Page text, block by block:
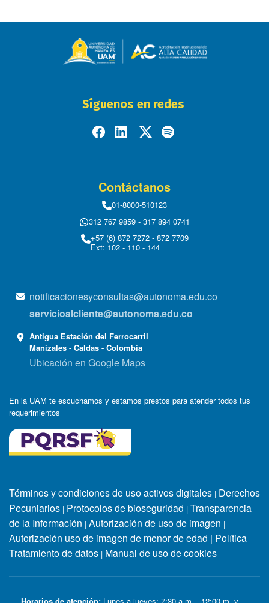
Síguenos en redes
Contáctanos
01-8000-510123
312 767 9859 - 317 894 0741
+57 (6) 872 7272 - 872 7709
Ext: 102 - 110 - 144
notificacionesyconsultas@autonoma.edu.co
servicioalcliente@autonoma.edu.co
Antigua Estación del Ferrocarril
Manizales - Caldas - Colombia
Ubicación en Google Maps
En la UAM te escuchamos y estamos prestos para atender todos tus
requerimientos
Términos y condiciones de uso activos digitales | Derechos
Pecuniarios | Protocolos de bioseguridad | Transparencia
de la Información | Autorización de uso de imagen |
Autorización uso de imagen de menor de edad | Política
Tratamiento de datos | Manual de uso de cookies